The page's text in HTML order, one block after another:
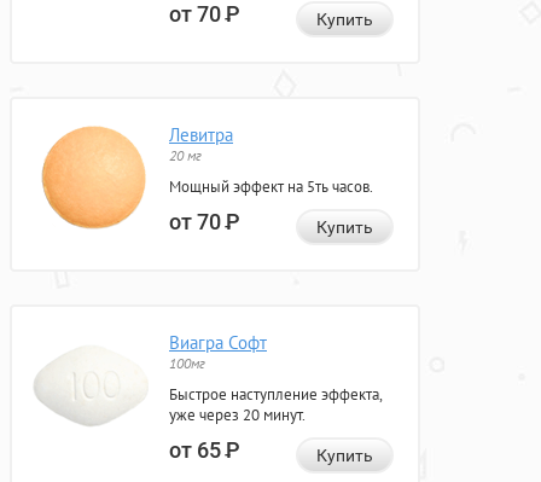
от 70Р Купить
Левитра
20 мг
Мощный эффект на 5ть часов.
от 70Р Купить
Виагра Софт
100мг
Быстрое наступление эффекта,
уже через 20 минут.
от 65Р Купить